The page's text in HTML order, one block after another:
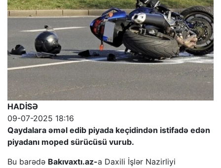
HADİSƏ
09-07-2025 18:16
Qaydalara əməl edib piyada keçidindən istifadə edən
piyadanı moped sürücüsü vurub.
Bu barədə Bakıvaxtı.az-a Daxili İşlər Nazirliyi